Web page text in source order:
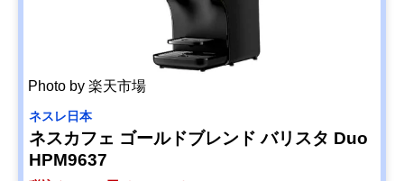
Photo by 楽天市場
ネスレ日本
ネスカフェ ゴールドブレンド バリスタ Duo
HPM9637